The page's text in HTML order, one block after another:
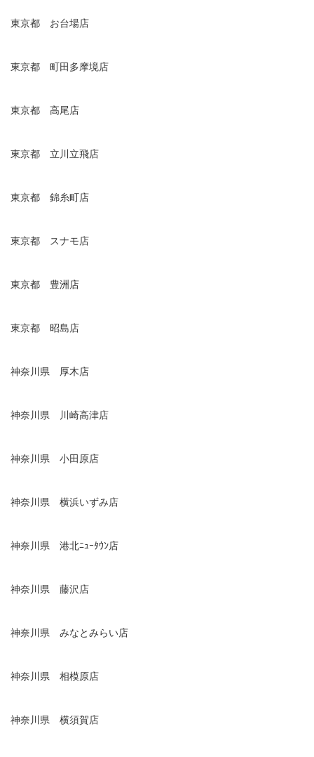
東京都 お台場店
東京都 町田多摩境店
東京都 高尾店
東京都 立川立飛店
東京都 錦糸町店
東京都 スナモ店
東京都 豊洲店
東京都 昭島店
神奈川県 厚木店
神奈川県 川崎高津店
神奈川県 小田原店
神奈川県 横浜いずみ店
神奈川県 港北ﾆｭｰﾀｳﾝ店
神奈川県 藤沢店
神奈川県 みなとみらい店
神奈川県 相模原店
神奈川県 横須賀店